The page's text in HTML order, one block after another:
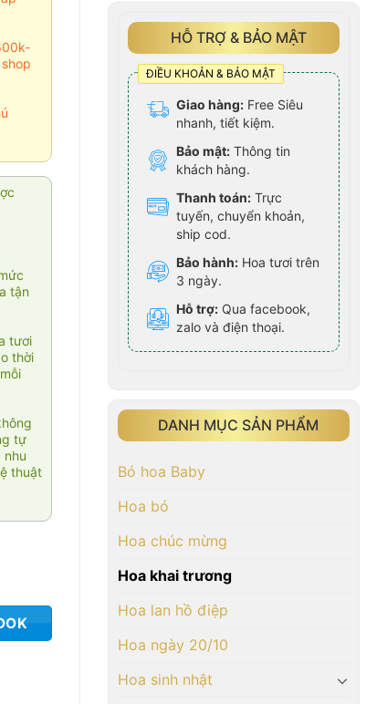
HỖ TRỢ & BẢO MẬT
ĐIỀU KHOẢN & BẢO MẬT
Giao hàng: Free Siêu
nhanh, tiết kiệm.
Bảo mật: Thông tin
khách hàng.
Thanh toán: Trực
tuyến, chuyển khoản,
ship cod.
Bảo hành: Hoa tươi trên
3 ngày.
Hỗ trợ: Qua facebook,
zalo và điện thoại.
DANH MỤC SẢN PHẨM
Bó hoa Baby
Hoa bó
Hoa chúc mừng
Hoa khai trương
Hoa lan hồ điệp
Hoa ngày 20/10
Hoa sinh nhật
tận
tươi
thời
tự
nhu
thuật